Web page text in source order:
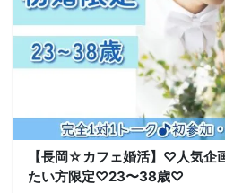
【長岡☆カフェ婚活】♡人気企
たい方限定♡23〜38歳♡